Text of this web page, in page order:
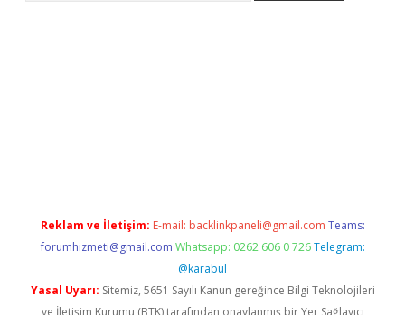
Reklam ve İletişim: E-mail: backlinkpaneli@gmail.com Teams:
forumhizmeti@gmail.com Whatsapp: 0262 606 0 726 Telegram:
@karabul
Yasal Uyarı: Sitemiz, 5651 Sayılı Kanun gereğince Bilgi Teknolojileri
ve İletişim Kurumu (BTK) tarafından onaylanmış bir Yer Sağlayıcı